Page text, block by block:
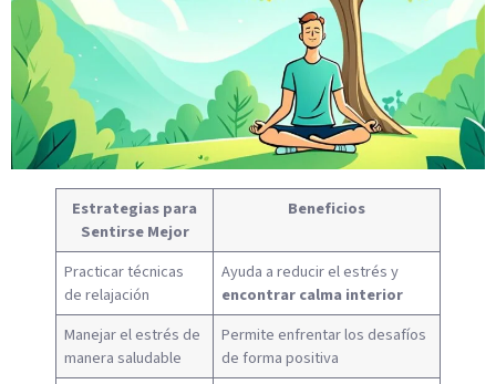
Estrategias para
Sentirse Mejor
Beneficios
Practicar técnicas
de relajación
Ayuda a reducir el estrés y
encontrar calma interior
Manejar el estrés de
manera saludable
Permite enfrentar los desafíos
de forma positiva